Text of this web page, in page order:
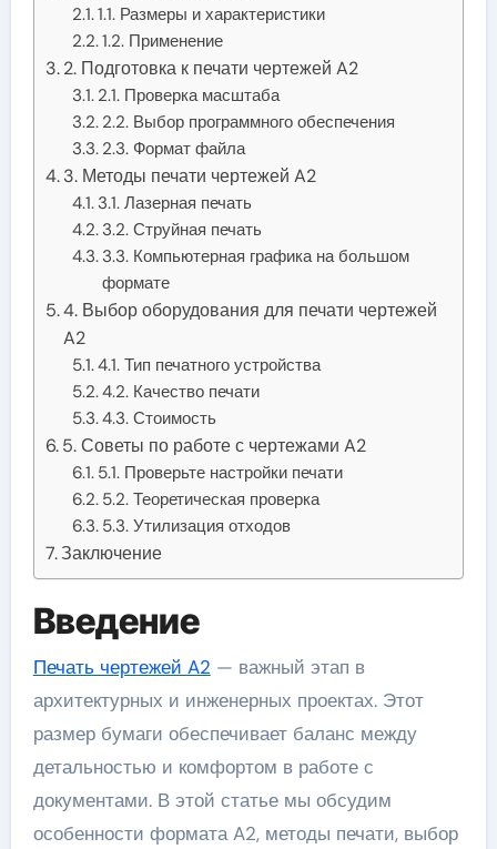
1.1. Размеры и характеристики
1.2. Применение
2. Подготовка к печати чертежей A2
2.1. Проверка масштаба
2.2. Выбор программного обеспечения
2.3. Формат файла
3. Методы печати чертежей A2
3.1. Лазерная печать
3.2. Струйная печать
3.3. Компьютерная графика на большом
формате
4. Выбор оборудования для печати чертежей
A2
4.1. Тип печатного устройства
4.2. Качество печати
4.3. Стоимость
5. Советы по работе с чертежами A2
5.1. Проверьте настройки печати
5.2. Теоретическая проверка
5.3. Утилизация отходов
Заключение
Введение
Печать чертежей A2 — важный этап в
архитектурных и инженерных проектах. Этот
размер бумаги обеспечивает баланс между
детальностью и комфортом в работе с
документами. В этой статье мы обсудим
особенности формата A2, методы печати, выбор